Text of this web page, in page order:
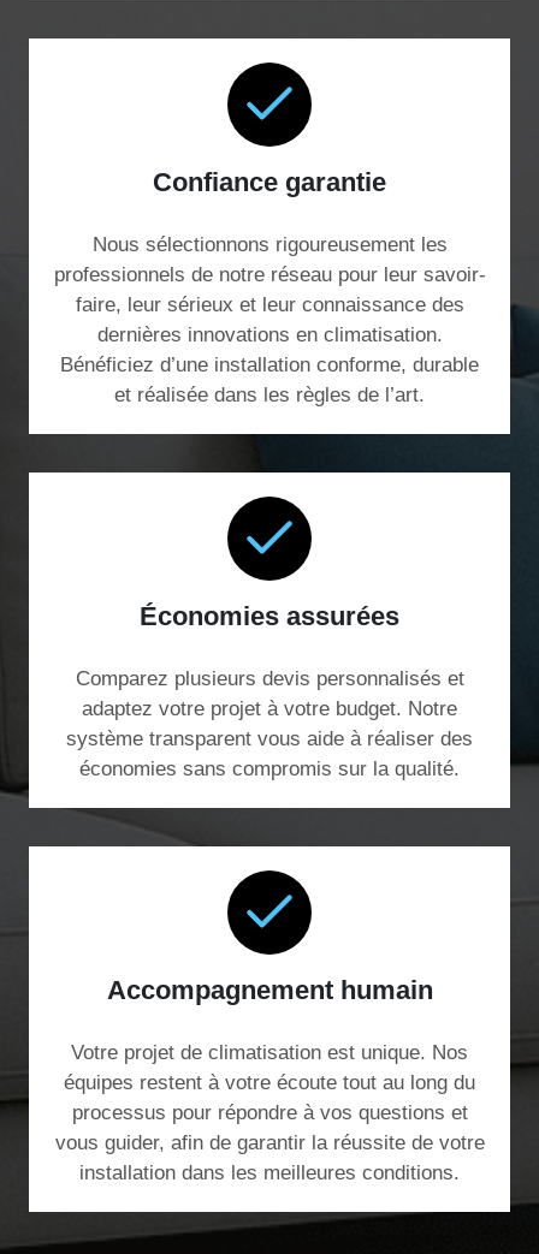
Confiance garantie
Nous sélectionnons rigoureusement les
professionnels de notre réseau pour leur savoir-
faire, leur sérieux et leur connaissance des
dernières innovations en climatisation.
Bénéficiez d’une installation conforme, durable
et réalisée dans les règles de l’art.
Économies assurées
Comparez plusieurs devis personnalisés et
adaptez votre projet à votre budget. Notre
système transparent vous aide à réaliser des
économies sans compromis sur la qualité.
Accompagnement humain
Votre projet de climatisation est unique. Nos
équipes restent à votre écoute tout au long du
processus pour répondre à vos questions et
vous guider, afin de garantir la réussite de votre
installation dans les meilleures conditions.